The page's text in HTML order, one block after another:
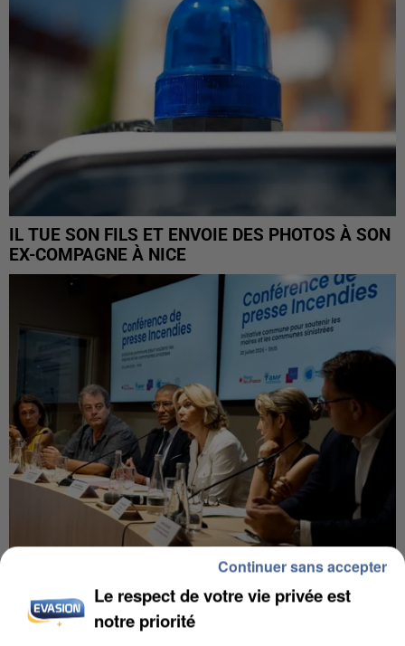
IL TUE SON FILS ET ENVOIE DES PHOTOS À SON
EX-COMPAGNE À NICE
DE SOLIDARITÉ AVEC LES...
Le respect de votre vie privée est
notre priorité
Continuer sans accepter